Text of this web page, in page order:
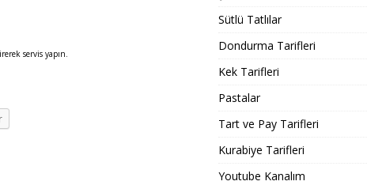
servis yapın.
Sütlü Tatlılar
Dondurma Tarifleri
Kek Tarifleri
Pastalar
Tart ve Pay Tarifleri
Kurabiye Tarifleri
Youtube Kanalım